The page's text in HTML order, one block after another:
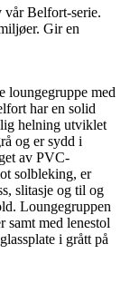
vår Belfort-serie.
Gir en
loungegruppe med
har en solid
helning utviklet
og er sydd i
av PVC-
solbleking, er
slitasje og til og
Loungegruppen
samt med lenestol
i grått på